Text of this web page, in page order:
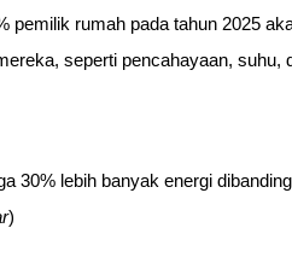
pemilik rumah pada tahun 2025
seperti pencahayaan, suhu,
30% lebih banyak energi
)